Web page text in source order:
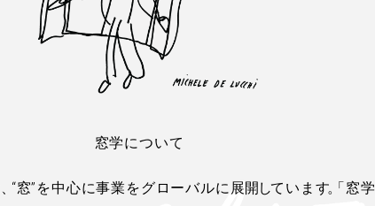
窓学について
、 “窓”を中心に事業をグローバルに展開していま す。「窓学